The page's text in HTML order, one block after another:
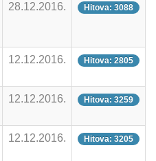
28.12.2016. Hitova: 3088
12.12.2016. Hitova: 2805
12.12.2016. Hitova: 3259
12.12.2016. Hitova: 3205